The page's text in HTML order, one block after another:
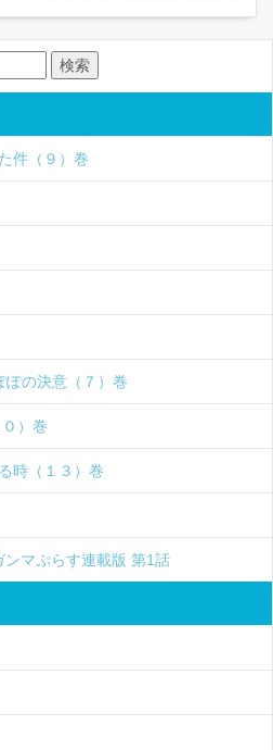
件（９）巻
ぽの決意（７）巻
）巻
時（１３）巻
ンマぷらす連載版 第1話